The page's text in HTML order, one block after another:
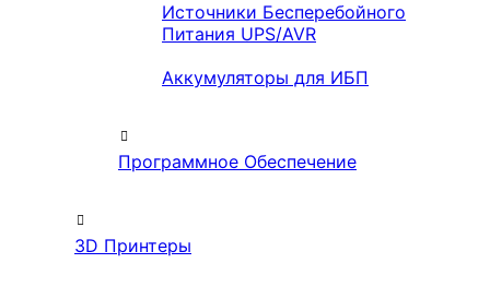
Источники Бесперебойного
Питания UPS/AVR
Аккумуляторы для ИБП
Программное Обеспечение
3D Принтеры